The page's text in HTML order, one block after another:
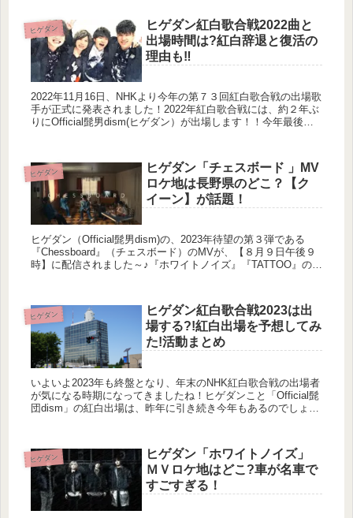
ヒゲダン
ヒゲダン紅白歌合戦2022曲と
出場時間は?紅白辞退と復活の
理由も‼
2022年11月16日、NHKより今年の第７３回紅白歌合戦の出場歌
手が正式に発表されました！2022年紅白歌合戦には、約２年ぶ
りにOfficial髭男dism(ヒゲダン）が出場します！！今年最後の
ヒゲダン
ヒゲダン「チェスボード 」MV
ロケ地は長野県のどこ？【ク
イーン】が話題！
ヒゲダン（Official髭男dism)の、2023年待望の第３弾である
『Chessboard』（チェスボード）のMVが、【８月９日午後９
時】に配信されました～♪『ホワイトノイズ』『TATTOO』の
ヒゲダン
ヒゲダン紅白歌合戦2023は出
場する?!紅白出場を予想してみ
た!活動まとめ
いよいよ2023年も終盤となり、年末のNHK紅白歌合戦の出場者
が気になる時期になってきましたね！ヒゲダンこと「Official髭
団dism」の紅白出場は、昨年に引き続き今年もあるのでしょう
ヒゲダン
ヒゲダン「ホワイトノイズ」
ＭＶロケ地はどこ?車が名車で
すごすぎる！